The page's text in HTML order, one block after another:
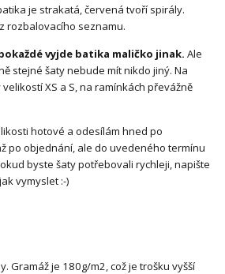
je strakatá, červená tvoří spirály.
rozbalovacího seznamu.
vyjde batika maličko jinak. Ale
stejné šaty nebude mít nikdo jiný. Na
XS a S, na ramínkách převážně
hotové a odesílám hned po
po objednání, ale do uvedeného termínu
byste šaty potřebovali rychleji, napište
vymyslet :-)
Gramáž je 180g/m2, což je trošku vyšší